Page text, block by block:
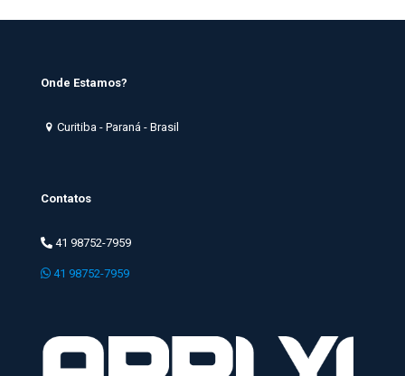
Onde Estamos?
Curitiba - Paraná - Brasil
Contatos
41 98752-7959
41 98752-7959